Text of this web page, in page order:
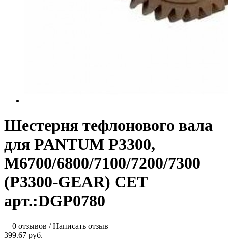
Шестерня тефлонового вала
для PANTUM P3300,
M6700/6800/7100/7200/7300
(P3300-GEAR) CET
арт.:DGP0780
0 отзывов /Написать отзыв
399.67 руб.